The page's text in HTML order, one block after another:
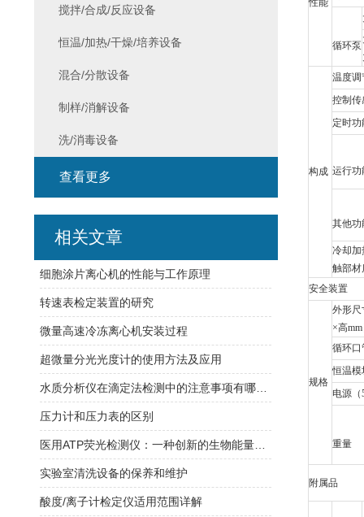
性能
循环泵
构成
温度调
控制传
定时功
运行功
其他功
冷却加
触部材
安全装置
规格
外形尺
×高
循环口
恒温模
电源（
重量
附属品
搅拌/合成/反应设备
恒温/加热/干燥/培养设备
混合/分散设备
制样/消解设备
洗/消毒设备
查看更多
相关文章
细胞涂片离心机的性能与工作原理
转速表检定装置的研究
微量高速冷冻离心机安装过程
超微量分光光度计的使用方法及应用
压力计和压力表的区别
实验室清洗设备的保养和维护
酸度/离子计检定仪适用范围详解